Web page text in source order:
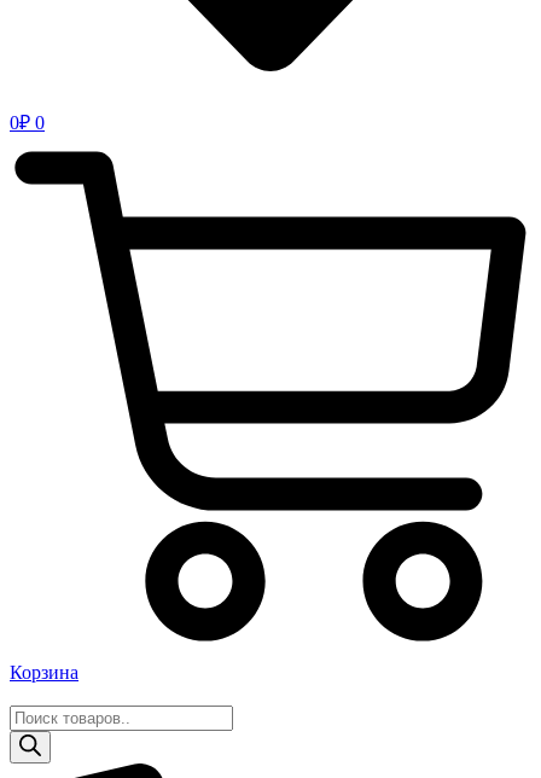
0₽ 0
Корзина
Поиск
товаров